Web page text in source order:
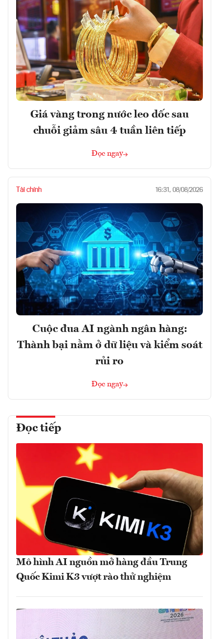
Giá vàng trong nước leo dốc sau
chuỗi giảm sâu 4 tuần liên tiếp
Đọc ngay
Tài chính 16:31, 08/08/2026
Cuộc đua AI ngành ngân hàng:
Thành bại nằm ở dữ liệu và kiểm soát
rủi ro
Đọc ngay
Đọc tiếp
Mô hình AI nguồn mở hàng đầu Trung
Quốc Kimi K3 vượt rào thử nghiệm